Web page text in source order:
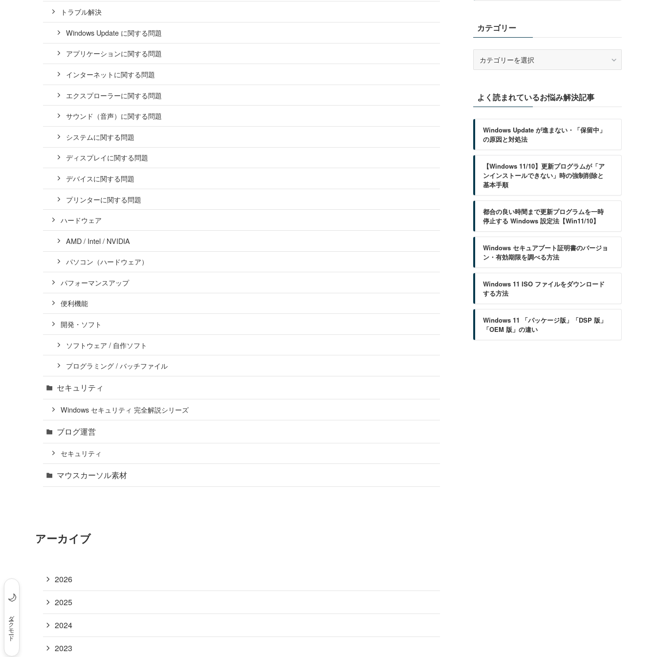
🌙
ダークモード
トラブル解決
Windows Update に関する問題
アプリケーションに関する問題
インターネットに関する問題
エクスプローラーに関する問題
サウンド（音声）に関する問題
システムに関する問題
ディスプレイに関する問題
デバイスに関する問題
プリンターに関する問題
ハードウェア
AMD / Intel / NVIDIA
パソコン（ハードウェア）
パフォーマンスアップ
便利機能
開発・ソフト
ソフトウェア / 自作ソフト
プログラミング / バッチファイル
セキュリティ
Windows セキュリティ 完全解説シリーズ
ブログ運営
セキュリティ
マウスカーソル素材
アーカイブ
2026
2025
2024
2023
カテゴリー
ーよく読まれているお悩み解決記事
Windows Update が進まない・「保留中」
の原因と対処法
【Windows 11/10】更新プログラムが「ア
ンインストールできない」時の強制削除と
基本手順
都合の良い時間まで更新プログラムを一時
停止する Windows 設定法【Win11/10】
Windows セキュアブート証明書のバージョ
ン・有効期限を調べる方法
Windows 11 ISO ファイルをダウンロード
する方法
Windows 11 「パッケージ版」「DSP 版」
「OEM 版」の違い